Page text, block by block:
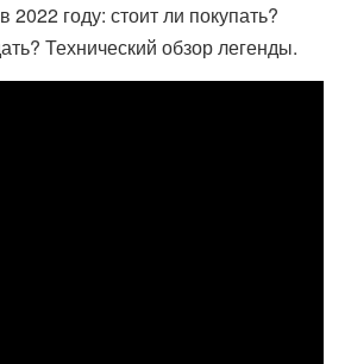
2022 году: стоит ли покупать?
Технический обзор легенды.